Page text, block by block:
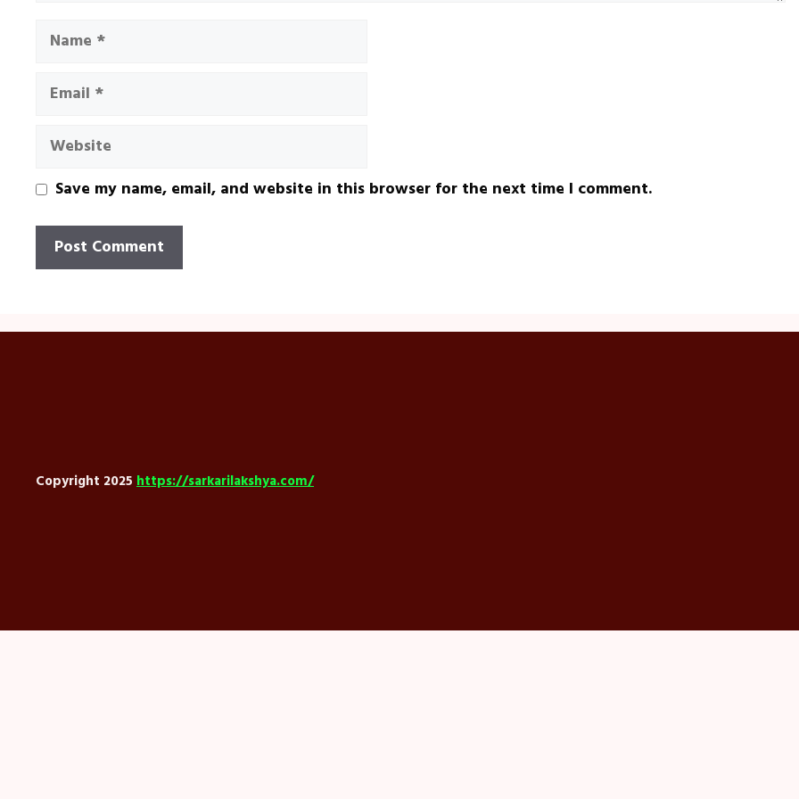
Name
Email
Website
Save my name, email, and website in this browser for the next time I comment.
Copyright 2025 https://sarkarilakshya.com/